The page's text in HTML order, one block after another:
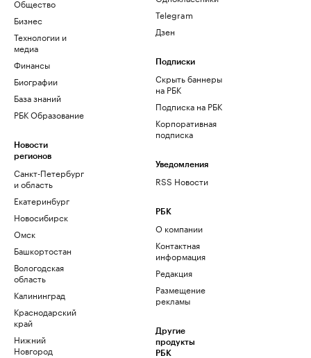
Общество
Бизнес
Технологии и
медиа
Финансы
Биографии
База знаний
РБК Образование
Новости
регионов
Санкт-Петербург
и область
Екатеринбург
Новосибирск
Омск
Башкортостан
Вологодская
область
Калининград
Краснодарский
край
Нижний
Новгород
Telegram
Дзен
Подписки
Скрыть баннеры
на РБК
Подписка на РБК
Корпоративная
подписка
Уведомления
RSS Новости
РБК
О компании
Контактная
информация
Редакция
Размещение
рекламы
Другие
продукты
РБК